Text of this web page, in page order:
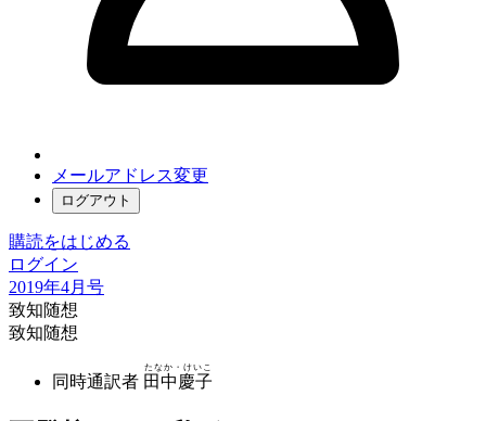
メールアドレス変更
ログアウト
購読をはじめる
ログイン
2019年4月号
致知随想
致知随想
同時通訳者 田中慶子
たなか・けいこ